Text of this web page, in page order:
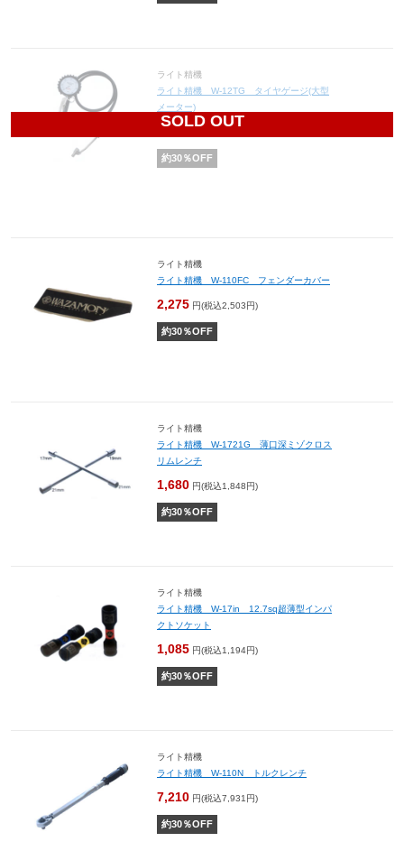
SOLD OUT
ライト精機
ライト精機 W-12TG タイヤゲージ(大型
メーター)
8,400
約30％OFF
ライト精機
ライト精機 W-110FC フェンダーカバー
2,275 円(税込2,503円)
約30％OFF
ライト精機
ライト精機 W-1721G 薄口深ミゾクロス
リムレンチ
1,680 円(税込1,848円)
約30％OFF
ライト精機
ライト精機 W-17in 12.7sq超薄型インパ
クトソケット
1,085 円(税込1,194円)
約30％OFF
ライト精機
ライト精機 W-110N トルクレンチ
7,210 円(税込7,931円)
約30％OFF